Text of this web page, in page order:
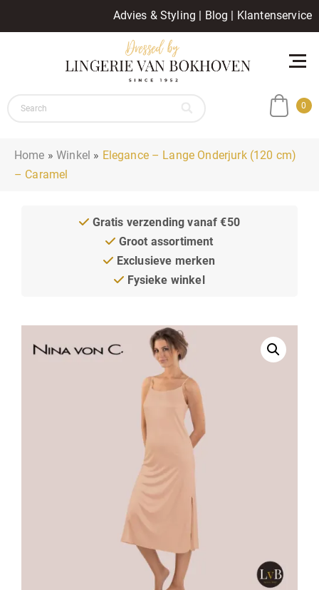
Advies & Styling | Blog | Klantenservice
0
Home »Winkel » Elegance – Lange Onderjurk (120 cm)
– Caramel
Gratis verzending vanaf €50
Groot assortiment
Exclusieve merken
Fysieke winkel